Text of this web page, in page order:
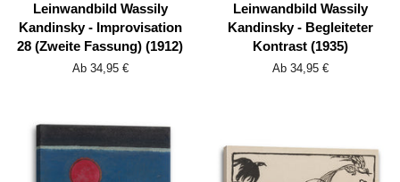
Leinwandbild Wassily
Kandinsky - Improvisation
28 (Zweite Fassung) (1912)
Ab 34,95 €
Leinwandbild Wassily
Kandinsky - Begleiteter
Kontrast (1935)
Ab 34,95 €